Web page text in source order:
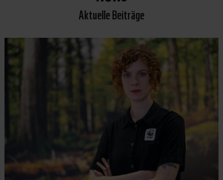
Aktuelle Beiträge